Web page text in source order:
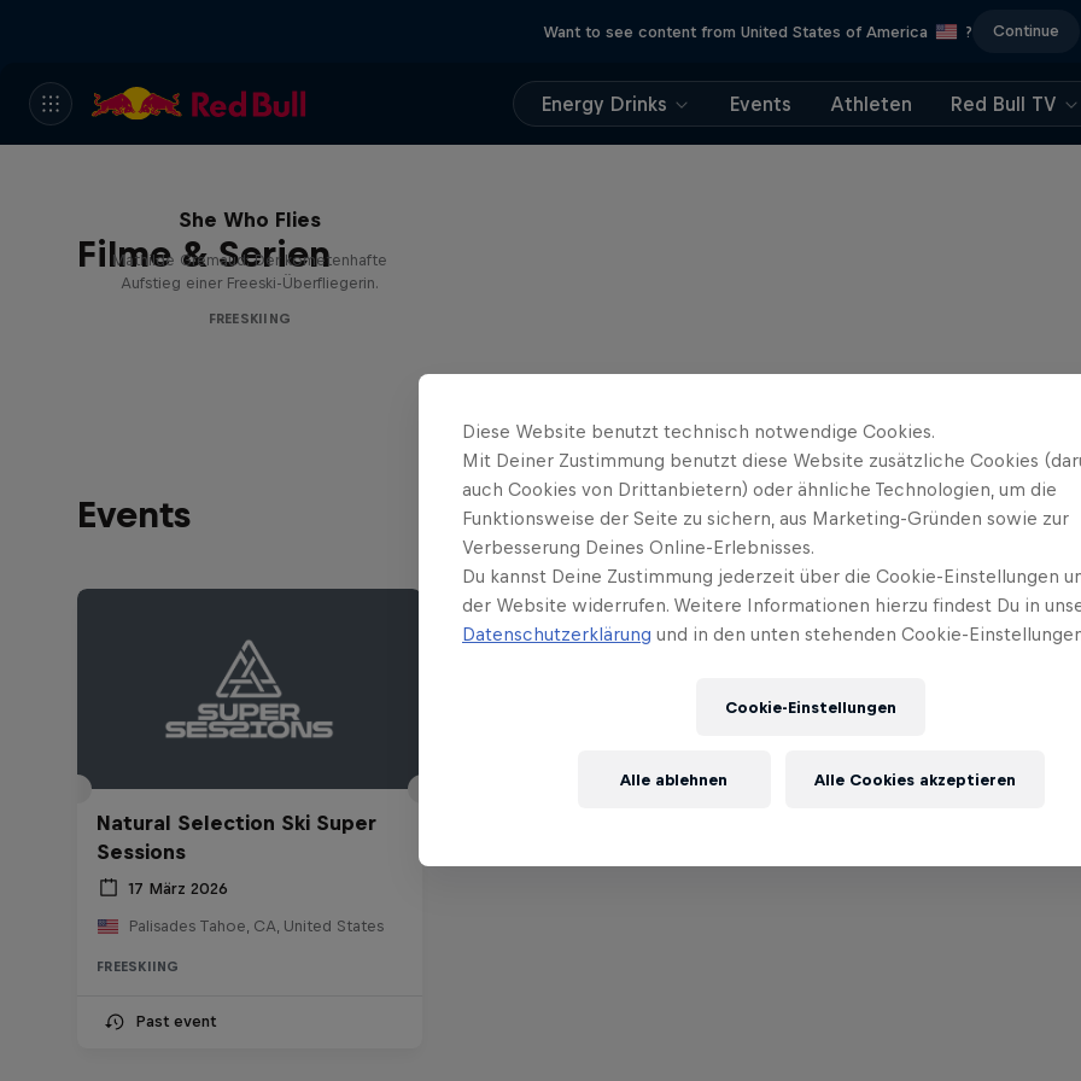
Want to see content from United States of America ? Continue
Energy Drinks Events Athleten Red Bull TV
Filme & Serien
She Who Flies
Mathilde Gremaud: Der kometenhafte
Aufstieg einer Freeski-Überfliegerin.
FREESKIING
Events
Natural Selection Ski Super
Sessions
17 März 2026
Palisades Tahoe, CA, United States
FREESKIING
Past event
Diese Website benutzt technisch notwendige Cookies.
Mit Deiner Zustimmung benutzt diese Website zusätzliche Cookies
auch Cookies von Drittanbietern) oder ähnliche Technologien, um die
Funktionsweise der Seite zu sichern, aus Marketing-Gründen sowie zur
Verbesserung Deines Online-Erlebnisses.
Du kannst Deine Zustimmung jederzeit über die Cookie-Einstellungen
der Website widerrufen. Weitere Informationen hierzu findest Du in
Datenschutzerklärung und in den unten stehenden Cookie-
Cookie-Einstellungen
Alle ablehnen Alle Cookies akzeptieren